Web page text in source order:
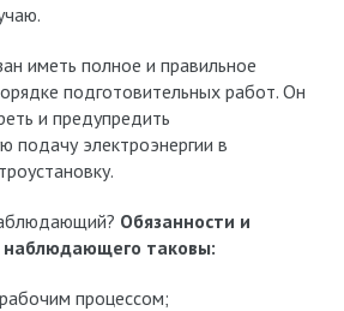
иметь полное и правильное
подготовительных работ. Он
и предупредить
подачу электроэнергии в
Обязанности и
наблюдающего таковы:
процессом;